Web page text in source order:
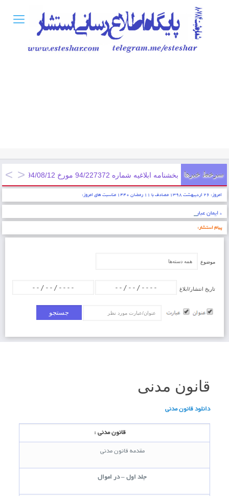
سرخط خبرها بخشنامه ابلاغيه شماره 94/227372 مورخ 1394/08/12; ابلاغ دستورالعمل اجرايی اعطای تسهيلات اشتغالزايی مددجويان سازمان زندان ...
امروز: ۲۶ اردیبهشت ۱۳۹۸ مصادف با ۱۱ رمضان ۱۴۴۰ مناسبت های امروز:
* ایمان عبارتست از شناخت قلبی اقرار کردن به زبان عمل کردن به اعضاء . پیامبر اکرم (ص)
پیام استشار:
موضوع
تاریخ انتشار/ابلاغ
قانون مدنی
دانلود قانون مدنی
قانون مدنی :
مقدمه قانون مدنی
جلد اول – در اموال